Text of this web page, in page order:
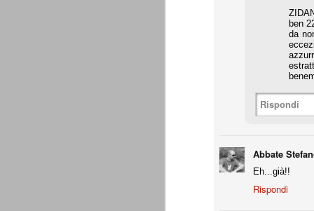
ben
da
Rispondi
Abbate
Eh...già!!
Rispondi
La Juventus di Agnelli-
ricordare. In particolare con Allegri alla
successi e 2 secondi posti.